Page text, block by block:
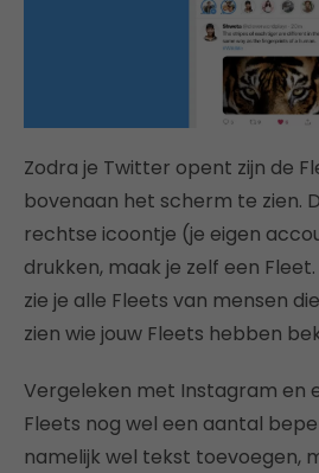
Zodra je Twitter opent zijn de
bovenaan het scherm te zien.
rechtse icoontje (je eigen
drukken, maak je zelf een
zie je alle Fleets van mensen
zien wie jouw Fleets hebben
Vergeleken met Instagram en
Fleets nog wel een aantal
namelijk wel tekst toevoegen,